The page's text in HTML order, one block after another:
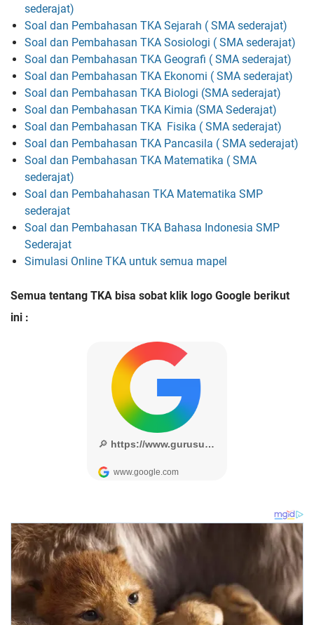
sederajat)
Soal dan Pembahasan TKA Sejarah ( SMA sederajat)
Soal dan Pembahasan TKA Sosiologi ( SMA sederajat)
Soal dan Pembahasan TKA Geografi ( SMA sederajat)
Soal dan Pembahasan TKA Ekonomi ( SMA sederajat)
Soal dan Pembahasan TKA Biologi (SMA sederajat)
Soal dan Pembahasan TKA Kimia (SMA Sederajat)
Soal dan Pembahasan TKA Fisika ( SMA sederajat)
Soal dan Pembahasan TKA Pancasila ( SMA sederajat)
Soal dan Pembahasan TKA Matematika ( SMA
sederajat)
Soal dan Pembahahasan TKA Matematika SMP
sederajat
Soal dan Pembahasan TKA Bahasa Indonesia SMP
Sederajat
Simulasi Online TKA untuk semua mapel
Semua tentang TKA bisa sobat klik logo Google berikut
ini :